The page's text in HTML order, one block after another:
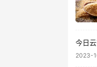
今日
2023-